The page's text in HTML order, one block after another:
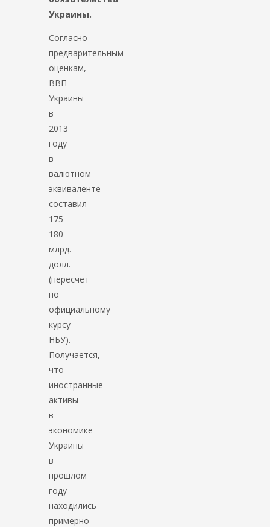
Украины.
Согласно
предварительным
оценкам,
ВВП
Украины
в
2013
году
в
валютном
эквиваленте
составил
175-
180
млрд.
долл.
(пересчет
по
официальному
курсу
НБУ).
Получается,
что
иностранные
активы
в
экономике
Украины
в
прошлом
году
находились
примерно